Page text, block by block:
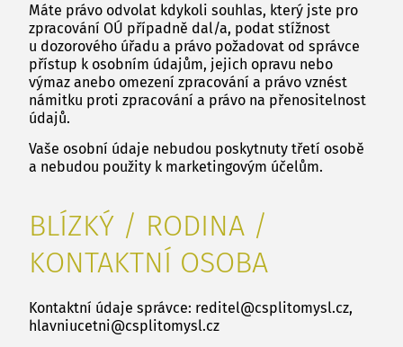
Máte právo odvolat kdykoli souhlas, který jste pro
zpracování OÚ případně dal/a, podat stížnost
u dozorového úřadu a právo požadovat od správce
přístup k osobním údajům, jejich opravu nebo
výmaz anebo omezení zpracování a právo vznést
námitku proti zpracování a právo na přenositelnost
údajů.
Vaše osobní údaje nebudou poskytnuty třetí osobě
a nebudou použity k marketingovým účelům.
BLÍZKÝ / RODINA /
KONTAKTNÍ OSOBA
Kontaktní údaje správce: reditel@csplitomysl.cz,
hlavniucetni@csplitomysl.cz